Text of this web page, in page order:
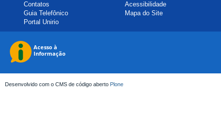
Contatos
Guia Telefônico
Portal Unirio
Acessibilidade
Mapa do Site
Desenvolvido com o CMS de código aberto Plone